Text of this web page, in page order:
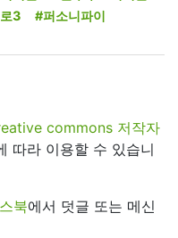
3 #퍼소니파이
commons 저작자
따라 이용할 수 있습니
북에서 덧글 또는 메신